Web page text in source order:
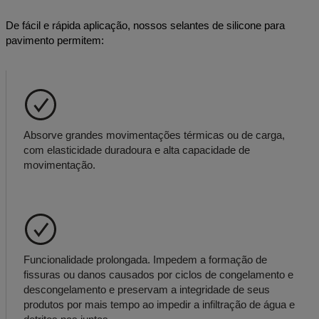
De fácil e rápida aplicação, nossos selantes de silicone para
pavimento permitem:
Absorve grandes movimentações térmicas ou de carga,
com elasticidade duradoura e alta capacidade de
movimentação.
Funcionalidade prolongada. Impedem a formação de
fissuras ou danos causados por ciclos de congelamento e
descongelamento e preservam a integridade de seus
produtos por mais tempo ao impedir a infiltração de água e